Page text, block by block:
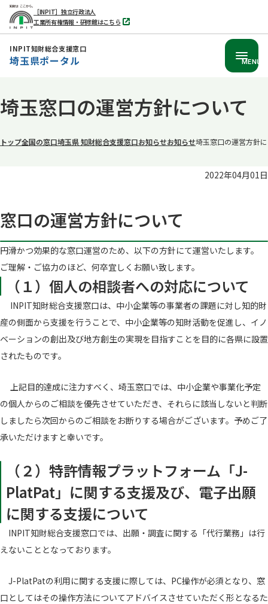
文
［INPIT］独立行政法人
工業所有権情報・研修館はこちら
別
タ
INPIT知財総合支援窓口
埼玉県ポータル MENU
埼玉窓口の運営方針について
トップ全国の窓口埼玉県 知財総合支援窓口お知らせお知らせ埼玉窓口の運営方針
2022年04月01日
窓口の運営方針について
円滑かつ効果的な窓口運営のため、以下の方針にて運営いたします。
ご理解・ご協力のほど、何卒宜しくお願い致します。
（１）個人の相談者への対応について
INPIT知財総合支援窓口は、中小企業等の事業者の課題に対し知的財
産の側面から支援を行うことで、中小企業等の知財活動を促進し、イノ
ベーションの創出及び地方創生の実現を目指すことを目的に各県に設置
されたものです。
上記目的達成に注力すべく、埼玉窓口では、中小企業や事業化予定
の個人からのご相談を優先させていただき、それらに該当しないと判断
しましたら次回からのご相談をお断りする場合がございます。予めご了
承いただけますと幸いです。
（２）特許情報プラットフォーム「J-
PlatPat」に関する支援及び、電子出願
に関する支援について
INPIT知財総合支援窓口では、出願・調査に関する「代行業務」は行
えないこととなっております。
J-PlatPatの利用に関する支援に際しては、PC操作が必須となり、窓
口としてはその操作方法についてアドバイスさせていただく形となるた